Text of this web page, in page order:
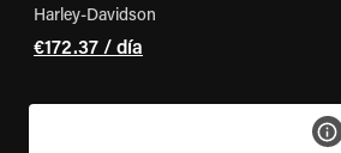
Harley-Davidson
€172.37 / día